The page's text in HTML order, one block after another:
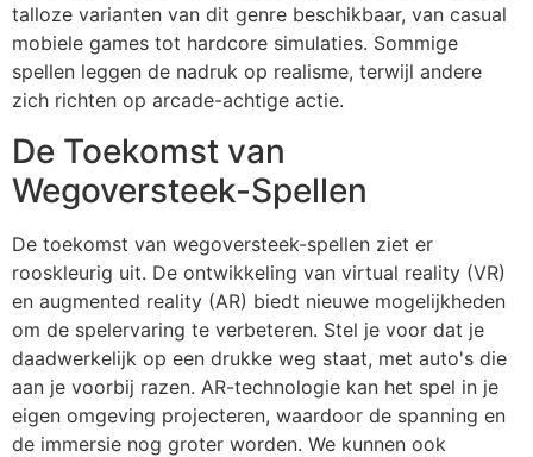
talloze varianten van dit genre beschikbaar, van casual
mobiele games tot hardcore simulaties. Sommige
spellen leggen de nadruk op realisme, terwijl andere
zich richten op arcade-achtige actie.
De Toekomst van
Wegoversteek-Spellen
De toekomst van wegoversteek-spellen ziet er
rooskleurig uit. De ontwikkeling van virtual reality (VR)
en augmented reality (AR) biedt nieuwe mogelijkheden
om de spelervaring te verbeteren. Stel je voor dat je
daadwerkelijk op een drukke weg staat, met auto's die
aan je voorbij razen. AR-technologie kan het spel in je
eigen omgeving projecteren, waardoor de spanning en
de immersie nog groter worden. We kunnen ook